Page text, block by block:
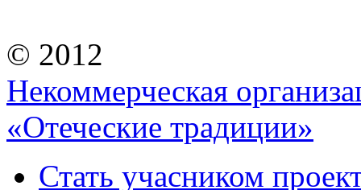
© 2012
Некоммерческая
«Отеческие традиции»
Стать учасником